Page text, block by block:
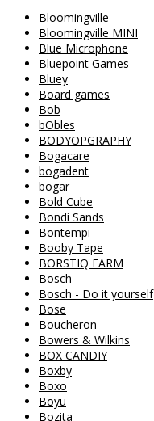
Bloomingville
Bloomingville MINI
Blue Microphone
Bluepoint Games
Bluey
Board games
Bob
bObles
BODYOPGRAPHY
Bogacare
bogadent
bogar
Bold Cube
Bondi Sands
Bontempi
Booby Tape
BORSTIQ FARM
Bosch
Bosch - Do it yourself
Bose
Boucheron
Bowers & Wilkins
BOX CANDIY
Boxby
Boxo
Boyu
Bozita